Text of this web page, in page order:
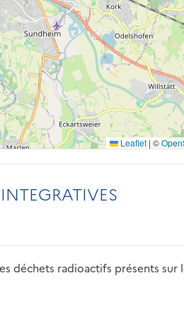
Leaflet | ©
déchets radioactifs présents sur